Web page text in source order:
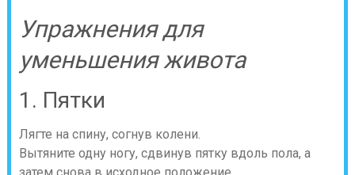
Упражнения для
уменьшения живота
1. Пятки
Лягте на спину, согнув колени.
Вытяните одну ногу, сдвинув пятку вдоль пола, а